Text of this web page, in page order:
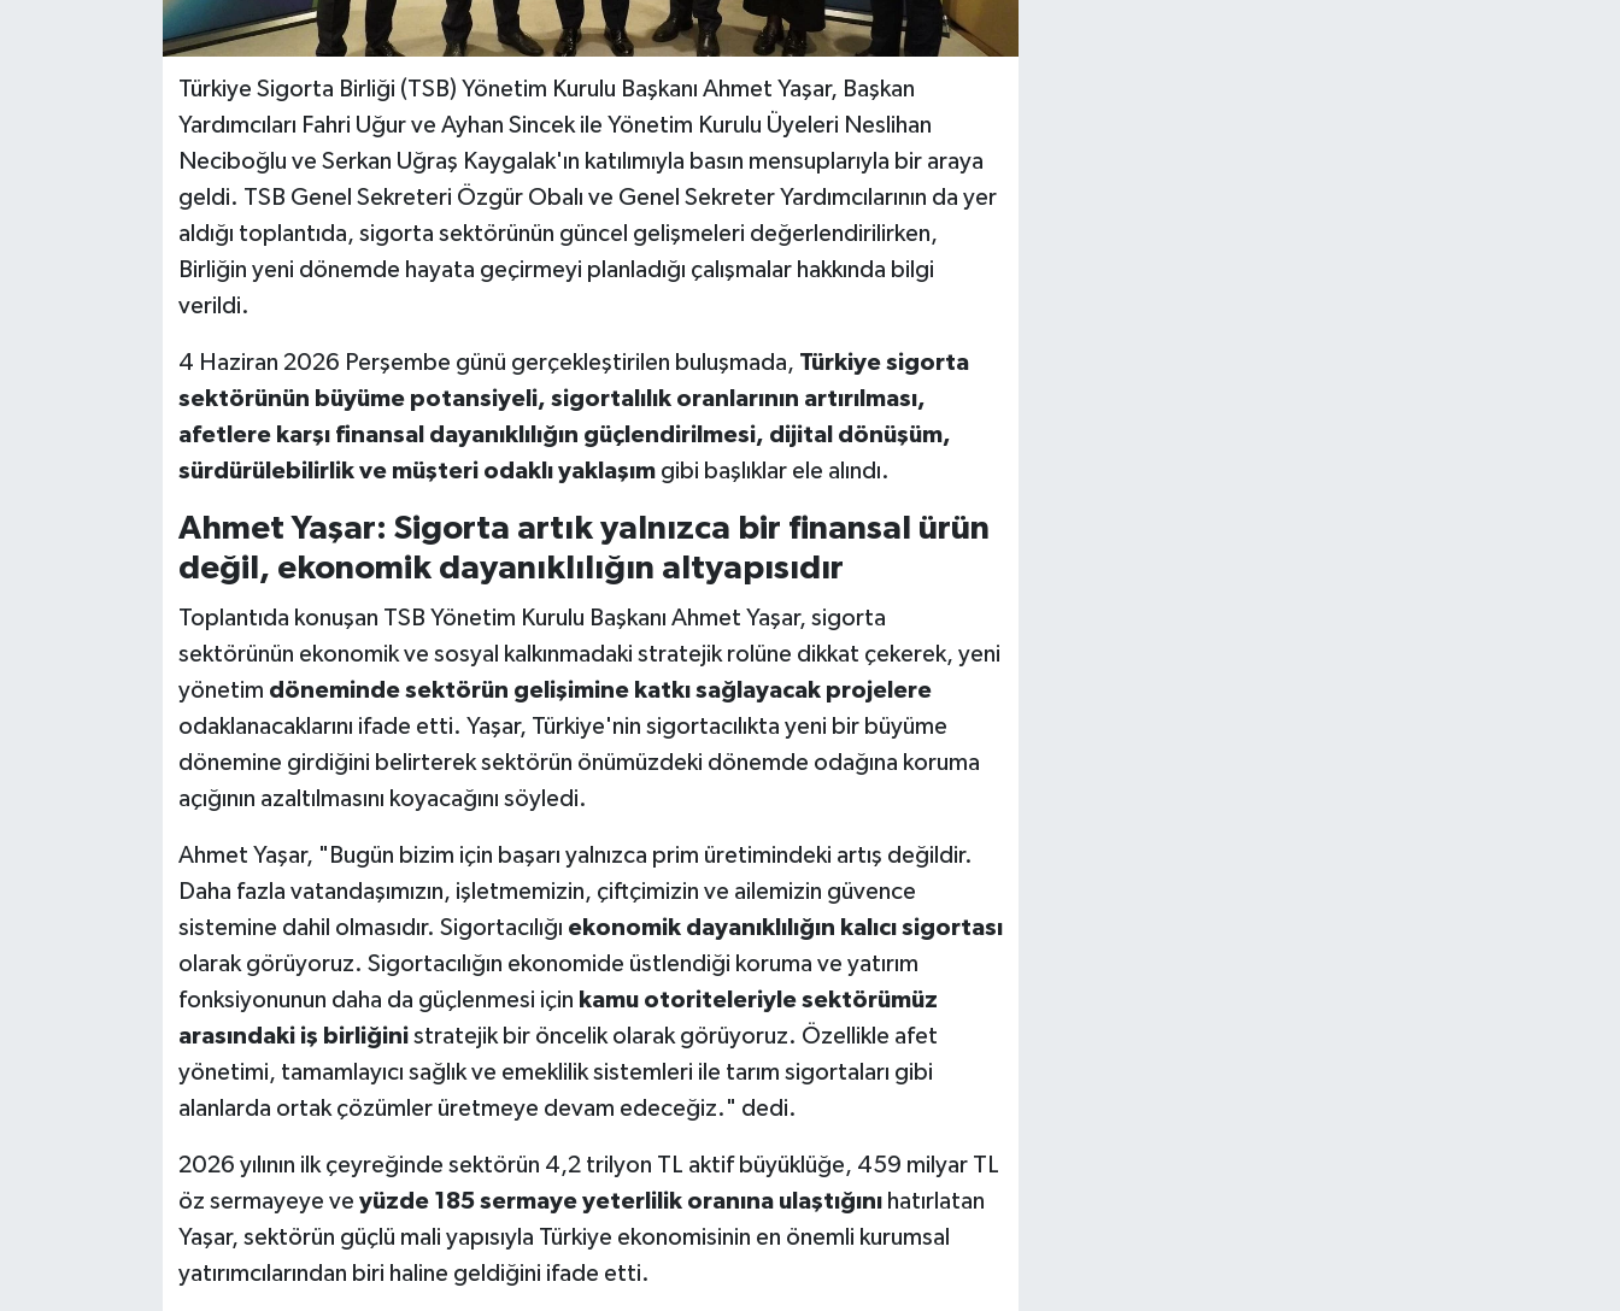
Türkiye Sigorta Birliği (TSB) Yönetim Kurulu Başkanı Ahmet Yaşar, Başkan
Yardımcıları Fahri Uğur ve Ayhan Sincek ile Yönetim Kurulu Üyeleri Neslihan
Neciboğlu ve Serkan Uğraş Kaygalak'ın katılımıyla basın mensuplarıyla bir araya
geldi. TSB Genel Sekreteri Özgür Obalı ve Genel Sekreter Yardımcılarının da yer
aldığı toplantıda, sigorta sektörünün güncel gelişmeleri değerlendirilirken,
Birliğin yeni dönemde hayata geçirmeyi planladığı çalışmalar hakkında bilgi
verildi.
4 Haziran 2026 Perşembe günü gerçekleştirilen buluşmada, Türkiye sigorta
sektörünün büyüme potansiyeli, sigortalılık oranlarının artırılması,
afetlere karşı finansal dayanıklılığın güçlendirilmesi, dijital dönüşüm,
sürdürülebilirlik ve müşteri odaklı yaklaşımgibi başlıklar ele alındı.
Ahmet Yaşar: Sigorta artık yalnızca bir finansal ürün
değil, ekonomik dayanıklılığın altyapısıdır
Toplantıda konuşan TSB Yönetim Kurulu Başkanı Ahmet Yaşar, sigorta
sektörünün ekonomik ve sosyal kalkınmadaki stratejik rolüne dikkat çekerek, yeni
yönetim döneminde sektörün gelişimine katkı sağlayacak projelere
odaklanacaklarını ifade etti. Yaşar, Türkiye'nin sigortacılıkta yeni bir büyüme
dönemine girdiğini belirterek sektörün önümüzdeki dönemde odağına koruma
açığının azaltılmasını koyacağını söyledi.
Ahmet Yaşar, "Bugün bizim için başarı yalnızca prim üretimindeki artış değildir.
Daha fazla vatandaşımızın, işletmemizin, çiftçimizin ve ailemizin güvence
sistemine dahil olmasıdır. Sigortacılığı ekonomik dayanıklılığın kalıcı sigortası
olarak görüyoruz. Sigortacılığın ekonomide üstlendiği koruma ve yatırım
fonksiyonunun daha da güçlenmesi için kamu otoriteleriyle sektörümüz
arasındaki iş birliğinistratejik bir öncelik olarak görüyoruz. Özellikle afet
yönetimi, tamamlayıcı sağlık ve emeklilik sistemleri ile tarım sigortaları gibi
alanlarda ortak çözümler üretmeye devam edeceğiz." dedi.
2026 yılının ilk çeyreğinde sektörün 4,2 trilyon TL aktif büyüklüğe, 459 milyar TL
öz sermayeye ve yüzde 185 sermaye yeterlilik oranına ulaştığınıhatırlatan
Yaşar, sektörün güçlü mali yapısıyla Türkiye ekonomisinin en önemli kurumsal
yatırımcılarından biri haline geldiğini ifade etti.